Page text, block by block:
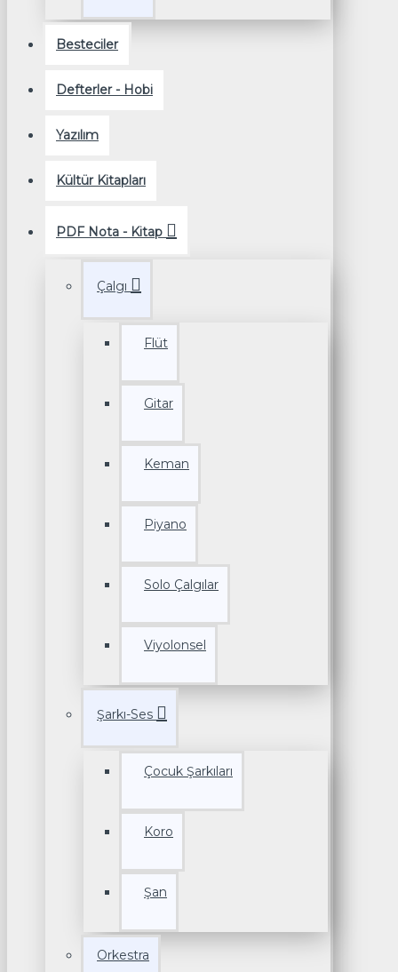
Besteciler
Defterler - Hobi
Yazılım
Kültür Kitapları
PDF Nota - Kitap
Çalgı
Flüt
Gitar
Keman
Piyano
Solo Çalgılar
Viyolonsel
Şarkı-Ses
Çocuk Şarkıları
Koro
Şan
Orkestra